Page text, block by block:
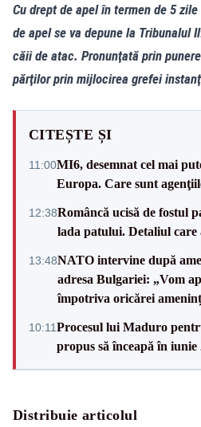
Cu drept de apel în termen de 5
de apel se va depune la Tribunalul
căii de atac. Pronunţată prin
părţilor prin mijlocirea grefei
CITEȘTE ȘI
11:00MI6, desemnat cel mai
Europa. Care sunt
12:38Româncă ucisă de fostul
lada patului. Detaliul
13:48NATO intervine după
adresa Bulgariei: „Vom
împotriva oricărei
10:11Procesul lui Maduro
propus să înceapă în iunie
Distribuie articolul